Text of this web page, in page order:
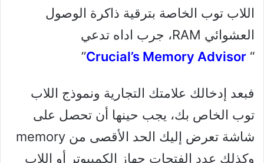
اللاب توب الخاصة بترقية ذاكرة الوصول
العشوائي RAM، جرب اداه تدعي
“
Crucial’s Memory Advisor
”
فبعد إدخالك علامتك التجارية ونموذج اللاب
توب الخاص بك، يجب حينها أن تحصل على
شاشة تعرض إليك الحد الأقصى من memory
وكذلك عدد الفتحات جهاز الكمبيوتر أو اللاب